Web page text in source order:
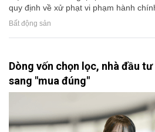
quy định về xử phạt vi phạm hành
Bất động sản
Dòng vốn chọn lọc, nhà đầu
sang "mua đúng"